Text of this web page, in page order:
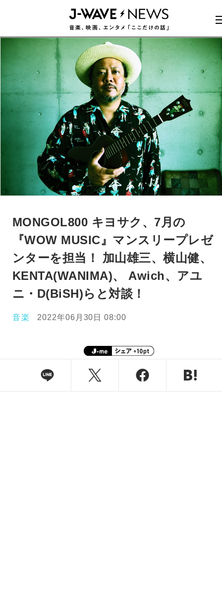
MONGOL800 キヨサク、7月の
『WOW MUSIC』マンスリープレゼ
ンターを担当！ 加山雄三、横山健、
KENTA(WANIMA)、 Awich、アユ
ニ・D(BiSH)らと対談！
音楽 2022年06月30日 08:00